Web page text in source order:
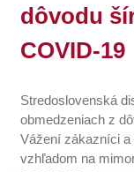
dôvodu
COVID-19
Stredoslovenská
obmedzeniach z
Vážení zákazníci a
vzhľadom na